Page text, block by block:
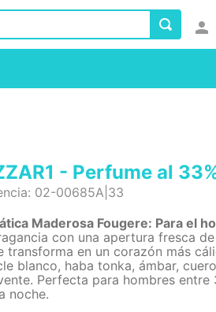
- Perfume al
: 02-00685A|33
Maderosa Fougere: Para el
con una apertura fresca
transforma en un corazón más
blanco, haba tonka, ámbar,
Perfecta para hombres
noche.